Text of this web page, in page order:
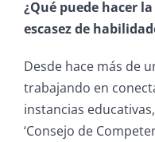
¿Qué puede hacer
escasez de
Desde hace más de
trabajando en
instancias
‘Consejo de